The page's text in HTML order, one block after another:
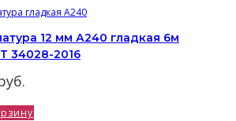
гладкая А240
12 мм А240 гладкая 6м
34028-2016